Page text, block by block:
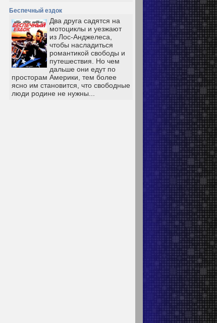
Беспечный ездок
Два друга садятся на
мотоциклы и уезжают
из Лос-Анджелеса,
чтобы насладиться
романтикой свободы и
путешествия. Но чем
дальше они едут по
просторам Америки, тем более
ясно им становится, что свободные
люди родине не нужны...